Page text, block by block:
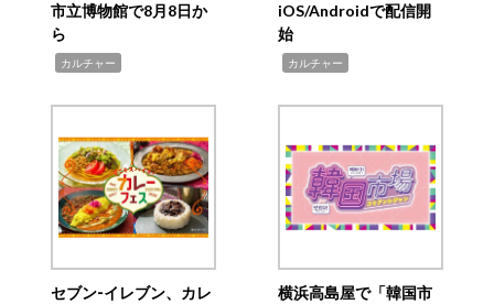
市立博物館で8月8日か
ら
カルチャー
iOS/Androidで配信開
始
カルチャー
セブン‐イレブン、カレ
横浜高島屋で「韓国市